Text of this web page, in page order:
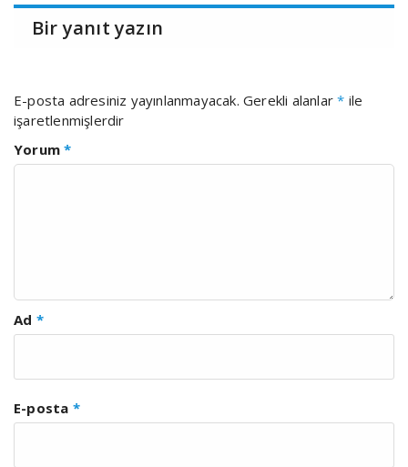
Bir yanıt yazın
E-posta adresiniz yayınlanmayacak. Gerekli alanlar* ile
işaretlenmişlerdir
Yorum*
Ad *
E-posta *